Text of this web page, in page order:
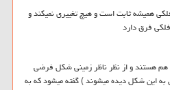
همیشه ثابت است و هیچ تغییری نمیکند و
فرق دارد
هم هستند و از نظر ناظر زمینی شکل فرضی
به این شکل دیده میشوند ) گفته میشود که به